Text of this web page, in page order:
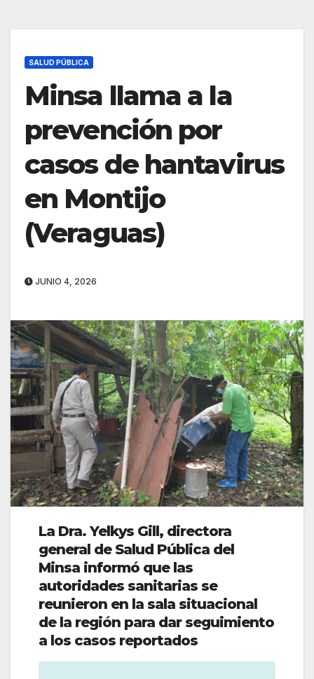
SALUD PÚBLICA
Minsa llama a la
prevención por
casos de hantavirus
en Montijo
(Veraguas)
JUNIO 4, 2026
La Dra. Yelkys Gill, directora
general de Salud Pública del
Minsa informó que las
autoridades sanitarias se
reunieron en la sala situacional
de la región para dar seguimiento
a los casos reportados